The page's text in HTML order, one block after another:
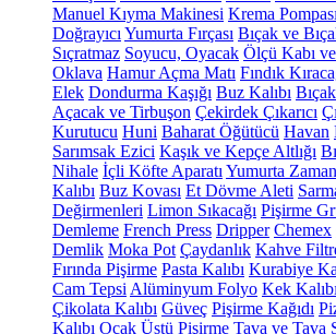
Manuel Kıyma Makinesi Krema Pompası
Doğrayıcı Yumurta Fırçası Bıçak ve
Sıçratmaz Soyucu, Oyacak Ölçü Kabı ve
Oklava Hamur Açma Matı Fındık
Elek Dondurma Kaşığı Buz Kalıbı
Açacak ve Tirbuşon Çekirdek Çıkarıcı
Kurutucu Huni Baharat Öğütücü Havan
Sarımsak Ezici Kaşık ve Kepçe Altlığı
Nihale İçli Köfte Aparatı Yumurta
Kalıbı Buz Kovası Et Dövme Aleti
Değirmenleri Limon Sıkacağı Pişirme
Demleme French Press Dripper Chemex
Demlik Moka Pot Çaydanlık Kahve
Fırında Pişirme Pasta Kalıbı Kurabiye
Cam Tepsi Alüminyum Folyo Kek Kalıbı
Çikolata Kalıbı Güveç Pişirme Kağıdı
Kalıbı Ocak Üstü Pişirme Tava ve Tava